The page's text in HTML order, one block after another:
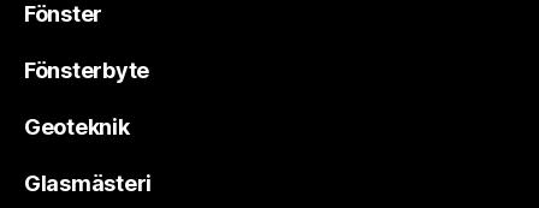
Fönster
Fönsterbyte
Geoteknik
Glasmästeri